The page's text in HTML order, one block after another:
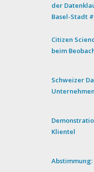
der
Basel-Stadt
Citizen
beim
Schweizer
Klientel
Abstimmung: